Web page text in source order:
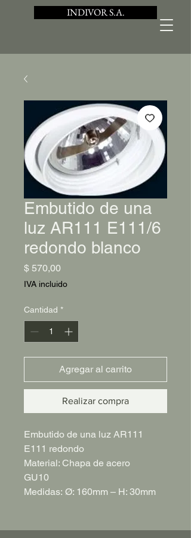
INDIVOR S.A.
Embutido de una
luz AR111 E111/6
redondo blanco
$ 570,00Precio
IVA incluido
Cantidad *
Agregar al carrito
Realizar compra
Embutido de una luz AR111
E111 redondo
Material: Chapa de acero
GU10
Medidas: Ø: 160mm – H: 30mm